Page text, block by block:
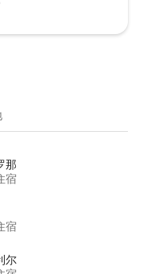
那
宿
宿
尔